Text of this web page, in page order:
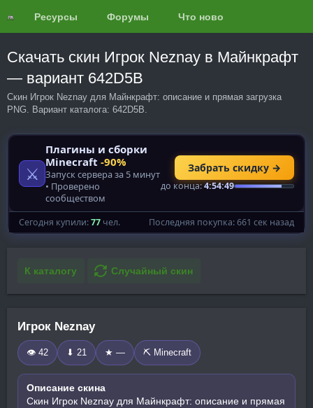
Ресурсы Форумы Что нового?
Скачать скин Игрок Neznay в Майнкрафт
— вариант 642D5B
Скин Игрок Neznay для Майнкрафт: описание и прямая загрузка
PNG. Вариант каталога: 642D5B.
К каталогу Случайный скин
Игрок Neznay
👁 42 ⬇ 21 ★ — ⛏️ Minecraft
Описание скина
Скин Игрок Neznay для Майнкрафт: описание и прямая